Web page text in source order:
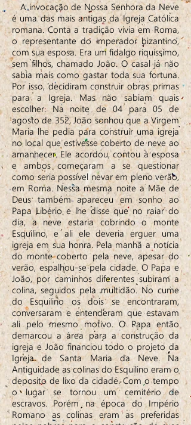
A invocação de Nossa Senhora da Neve
é uma das mais antigas da Igreja Católica
romana. Conta a tradição vivia em Roma,
o representante do imperador bizantino,
com sua esposa. Era um fidalgo riquíssimo,
sem filhos, chamado João. O casal já não
sabia mais como gastar toda sua fortuna.
Por isso, decidiram construir obras primas
para a Igreja. Mas não sabiam quais
escolher. Na noite de 04 para 05 de
agosto de 352, João sonhou que a Virgem
Maria lhe pedia para construir uma igreja
no local que estivesse coberto de neve ao
amanhecer. Ele acordou, contou à esposa
e ambos começaram a se questionar
como seria possível nevar em pleno verão,
em Roma. Nessa mesma noite a Mãe de
Deus também apareceu em sonho ao
Papa Libério e lhe disse que no raiar do
dia, a neve estaria cobrindo o monte
Esquilino, e ali ele deveria erguer uma
igreja em sua honra. Pela manhã a notícia
do monte coberto pela neve, apesar do
verão, espalhou-se pela cidade. O Papa e
João, por caminhos diferentes subiram a
colina, seguidos pela multidão. No cume
do Esquilino os dois se encontraram,
conversaram e entenderam que estavam
ali pelo mesmo motivo. O Papa então
demarcou a área para a construção da
igreja e João financiou todo o projeto da
Igreja de Santa Maria da Neve. Na
Antiguidade as colinas do Esquilino eram o
deposito de lixo da cidade. Com o tempo
o lugar se tornou um cemitério de
escravos. Porém na época do Império
Romano as colinas eram as preferidas